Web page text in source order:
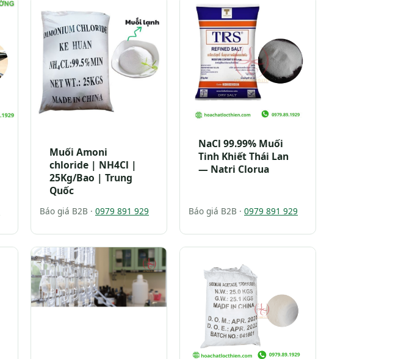
Muối Amoni
chloride | NH4Cl |
25Kg/Bao | Trung
Quốc
Báo giá B2B · 0979 891 929
NaCl 99.99% Muối
Tinh Khiết Thái Lan
— Natri Clorua
Báo giá B2B · 0979 891 929